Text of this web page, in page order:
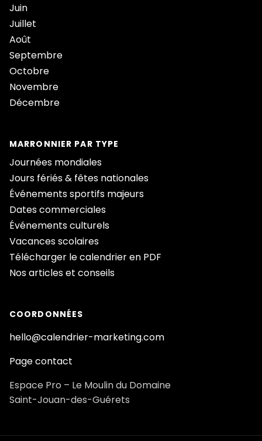
Juin
Juillet
Août
Septembre
Octobre
Novembre
Décembre
MARRONNIER PAR TYPE
Journées mondiales
Jours fériés & fêtes nationales
Événements sportifs majeurs
Dates commerciales
Événements culturels
Vacances scolaires
Télécharger le calendrier en PDF
Nos articles et conseils
COORDONNÉES
hello@calendrier-marketing.com
Page contact
Espace Pro – Le Moulin du Domaine
Saint-Jouan-des-Guérets